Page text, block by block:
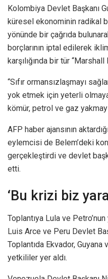
Kolombiya Devlet Başkanı
küresel ekonominin radikal
yönünde bir çağrıda
borçlarının iptal edilerek
karşılığında bir tür
“Sıfır ormansızlaşmayı
yok etmek için yeterli
kömür, petrol ve gaz
AFP haber ajansının
eylemcisi de Belem’deki
gerçekleştirdi ve devlet
etti.
‘Bu krizi biz
Toplantıya Lula ve
Luis Arce ve Peru Devlet
Toplantıda Ekvador,
yetkililer yer aldı.